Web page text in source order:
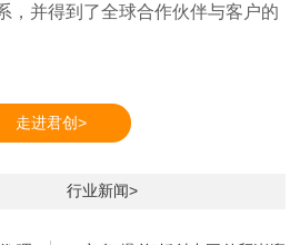
，并得到了全球合作伙伴与客户的
走进君创>
行业新闻>